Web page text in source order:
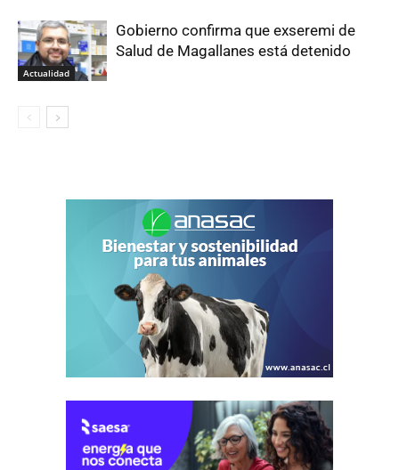
Actualidad
Gobierno confirma que exseremi de
Salud de Magallanes está detenido